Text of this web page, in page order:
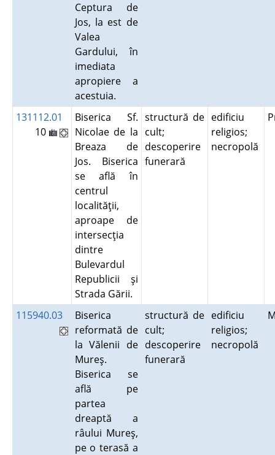
Ceptura de
Jos, la est de
Valea
Gardului, în
imediata
apropiere a
acestuia.
131112.01
10
Biserica Sf.
Nicolae de la
Breaza de
Jos. Biserica
se află în
centrul
localităţii,
aproape de
intersecţia
dintre
Bulevardul
Republicii şi
Strada Gării.
structură de
cult;
descoperire
funerară
edificiu
religios;
necropolă
115940.03
Biserica
reformată de
la Vălenii de
Mureş.
Biserica se
află pe
partea
dreaptă a
râului Mureş,
pe o terasă a
structură de
cult;
descoperire
funerară
edificiu
religios;
necropolă